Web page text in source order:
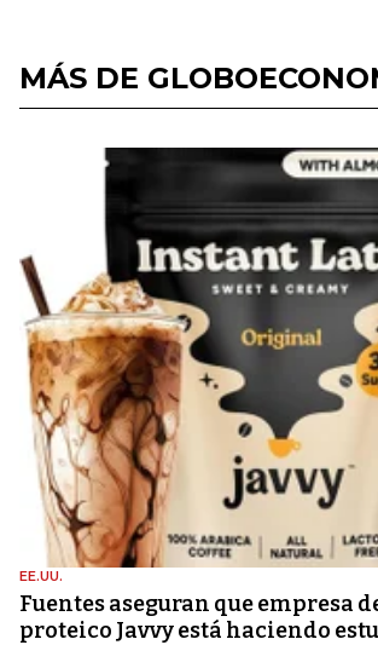
MÁS DE
EE.UU.
Fuentes aseguran que empresa
proteico Javvy está haciendo